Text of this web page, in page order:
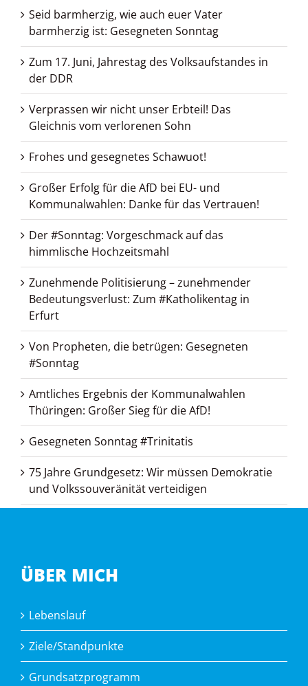
Seid barmherzig, wie auch euer Vater
barmherzig ist: Gesegneten Sonntag
Zum 17. Juni, Jahrestag des Volksaufstandes in
der DDR
Verprassen wir nicht unser Erbteil! Das
Gleichnis vom verlorenen Sohn
Frohes und gesegnetes Schawuot!
Großer Erfolg für die AfD bei EU- und
Kommunalwahlen: Danke für das Vertrauen!
Der #Sonntag: Vorgeschmack auf das
himmlische Hochzeitsmahl
Zunehmende Politisierung – zunehmender
Bedeutungsverlust: Zum #Katholikentag in
Erfurt
Von Propheten, die betrügen: Gesegneten
#Sonntag
Amtliches Ergebnis der Kommunalwahlen
Thüringen: Großer Sieg für die AfD!
Gesegneten Sonntag #Trinitatis
75 Jahre Grundgesetz: Wir müssen Demokratie
und Volkssouveränität verteidigen
ÜBER MICH
Lebenslauf
Ziele/Standpunkte
Grundsatzprogramm